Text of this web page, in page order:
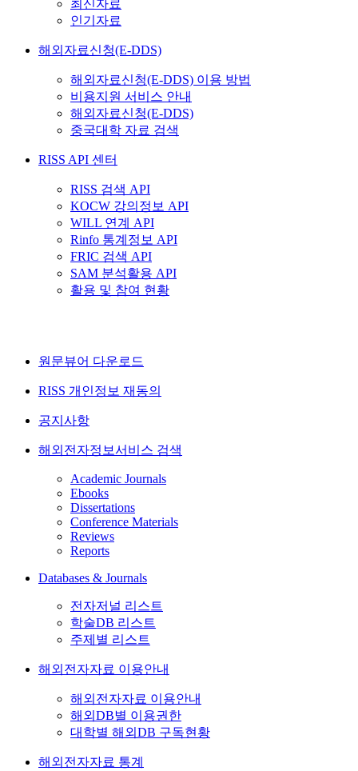
최신자료
인기자료
해외자료신청(E-DDS)
해외자료신청(E-DDS) 이용 방법
비용지원 서비스 안내
해외자료신청(E-DDS)
중국대학 자료 검색
RISS API 센터
RISS 검색 API
KOCW 강의정보 API
WILL 연계 API
Rinfo 통계정보 API
FRIC 검색 API
SAM 분석활용 API
활용 및 참여 현황
원문뷰어 다운로드
RISS 개인정보 재동의
공지사항
해외전자정보서비스 검색
Academic Journals
Ebooks
Dissertations
Conference Materials
Reviews
Reports
Databases & Journals
전자저널 리스트
학술DB 리스트
주제별 리스트
해외전자자료 이용안내
해외전자자료 이용안내
해외DB별 이용권한
대학별 해외DB 구독현황
해외전자자료 통계